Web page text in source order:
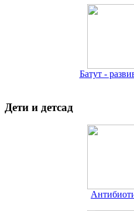
Батут -
Дети и детсад